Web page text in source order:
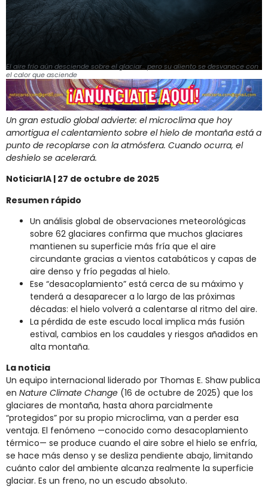
El aire frío aún desciende sobre el glaciar… pero su aliento se desvanece con
el calor que asciende
Un gran estudio global advierte: el microclima que hoy
amortigua el calentamiento sobre el hielo de montaña está a
punto de recoplarse con la atmósfera. Cuando ocurra, el
deshielo se acelerará.
NoticiarIA | 27 de octubre de 2025
Resumen rápido
Un análisis global de observaciones meteorológicas
sobre 62 glaciares confirma que muchos glaciares
mantienen su superficie más fría que el aire
circundante gracias a vientos catabáticos y capas de
aire denso y frío pegadas al hielo.
Ese “desacoplamiento” está cerca de su máximo y
tenderá a desaparecer a lo largo de las próximas
décadas: el hielo volverá a calentarse al ritmo del aire.
La pérdida de este escudo local implica más fusión
estival, cambios en los caudales y riesgos añadidos en
alta montaña.
La noticia
Un equipo internacional liderado por Thomas E. Shaw publica
en Nature Climate Change (16 de octubre de 2025) que los
glaciares de montaña, hasta ahora parcialmente
“protegidos” por su propio microclima, van a perder esa
ventaja. El fenómeno —conocido como desacoplamiento
térmico— se produce cuando el aire sobre el hielo se enfría,
se hace más denso y se desliza pendiente abajo, limitando
cuánto calor del ambiente alcanza realmente la superficie
glaciar. Es un freno, no un escudo absoluto.